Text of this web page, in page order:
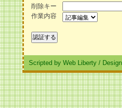
削除キー
作業内容
Scripted by Web Liberty /